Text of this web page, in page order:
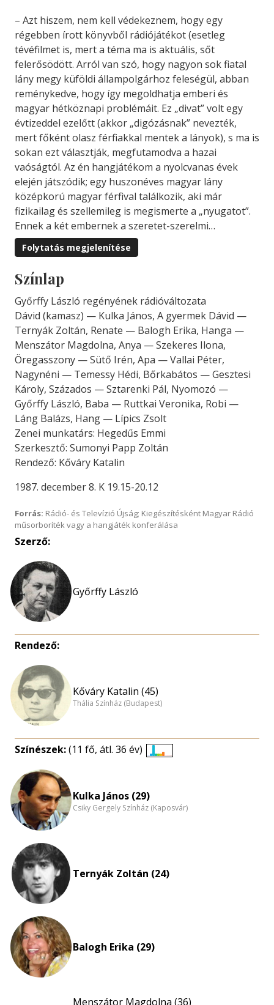
– Azt hiszem, nem kell védekeznem, hogy egy
régebben írott könyvből rádiójátékot (esetleg
tévéfilmet is, mert a téma ma is aktuális, sőt
felerősödött. Arról van szó, hogy nagyon sok fiatal
lány megy kü­földi állampolgárhoz feleségül, abban
re­ménykedve, hogy így megoldhatja emberi és
magyar hétköznapi problémáit. Ez „divat” volt egy
évtizeddel ezelőtt (akkor „digózásnak” nevezték,
mert főként olasz férfiakkal mentek a lányok), s ma is
sokan ezt vá­lasztják, megfutamodva a hazai
vaóságtól. Az én hangjátékom a nyolcvanas évek
elején játszódik; egy huszonéves ma­gyar lány
középkorú magyar férfival találkozik, aki már
fizikailag és szellemileg is megismerte a „nyugatot”.
Ennek a két embernek a szeretet-szerelmi…
Folytatás megjelenítése
Színlap
Győrffy László regényének rádióváltozata
Dávid (kamasz) — Kulka János, A gyermek Dávid —
Ternyák Zoltán, Renate — Balogh Erika, Hanga —
Menszátor Magdolna, Anya — Szekeres Ilona,
Öregasszony — Sütő Irén, Apa — Vallai Péter,
Nagynéni — Temessy Hédi, Bőrkabátos — Gesztesi
Károly, Százados — Sztarenki Pál, Nyomozó —
Győrffy László, Baba — Ruttkai Veronika, Robi —
Láng Balázs, Hang — Lípics Zsolt
Zenei munkatárs: Hegedűs Emmi
Szerkesztő: Sumonyi Papp Zoltán
Rendező: Kőváry Katalin
1987. december 8. K 19.15-20.12
Forrás: Rádió- és Televízió Újság; Kiegészítésként Magyar Rádió
műsorboríték vagy a hangjáték konferálása
Szerző:
Győrffy László
Rendező:
Kőváry Katalin (45)
Thália Színház (Budapest)
Színészek:(11 fő, átl. 36 év)
Kulka János (29)
Csiky Gergely Színház (Kaposvár)
Ternyák Zoltán (24)
Balogh Erika (29)
Menszátor Magdolna (36)